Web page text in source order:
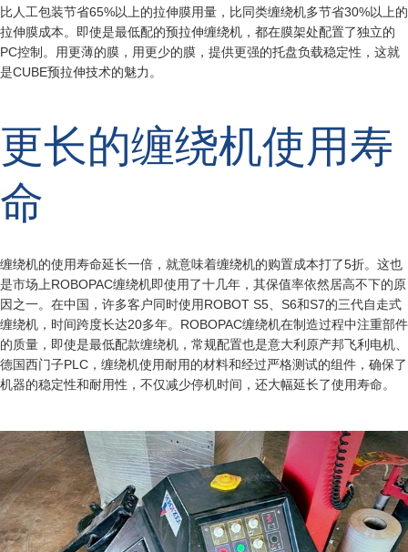
比人工包装节省65%以上的拉伸膜用量，比同类缠绕机多节省30%以上的
拉伸膜成本。即使是最低配的预拉伸缠绕机，都在膜架处配置了独立的
PC控制。用更薄的膜，用更少的膜，提供更强的托盘负载稳定性，这就
是CUBE预拉伸技术的魅力。
更长的缠绕机使用寿
命
缠绕机的使用寿命延长一倍，就意味着缠绕机的购置成本打了5折。这也
是市场上ROBOPAC缠绕机即使用了十几年，其保值率依然居高不下的原
因之一。在中国，许多客户同时使用ROBOT S5、S6和S7的三代自走式
缠绕机，时间跨度长达20多年。ROBOPAC缠绕机在制造过程中注重部件
的质量，即使是最低配款缠绕机，常规配置也是意大利原产邦飞利电机、
德国西门子PLC，缠绕机使用耐用的材料和经过严格测试的组件，确保了
机器的稳定性和耐用性，不仅减少停机时间，还大幅延长了使用寿命。